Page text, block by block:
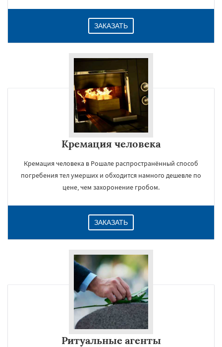
ЗАКАЗАТЬ
Кремация человека
Кремация человека в Рошале распространённый способ
погребения тел умерших и обходится намного дешевле по
цене, чем захоронение гробом.
ЗАКАЗАТЬ
Ритуальные агенты